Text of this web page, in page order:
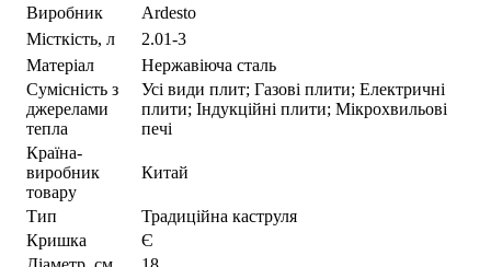
Виробник
Ardesto
Місткість, л
2.01-3
Матеріал
Нержавіюча сталь
Сумісність з
джерелами
тепла
Усі види плит; Газові плити; Електричні
плити; Індукційні плити; Мікрохвильові
печі
Країна-
виробник
товару
Китай
Тип
Традиційна каструля
Кришка
Є